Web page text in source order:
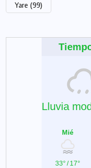
Yare (99)
Lluvia
Mié
33°/17°